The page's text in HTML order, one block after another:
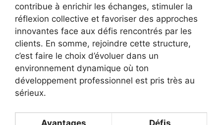
contribue à enrichir les échanges, stimuler la
réflexion collective et favoriser des approches
innovantes face aux défis rencontrés par les
clients. En somme, rejoindre cette structure,
c’est faire le choix d’évoluer dans un
environnement dynamique où ton
développement professionnel est pris très au
sérieux.
Avantages Défis